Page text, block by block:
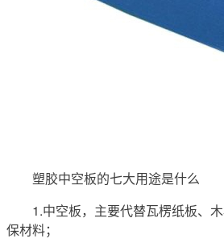
塑胶中空板的七大用途是什么
1.中空板，主要代替瓦楞纸板、木
保材料；